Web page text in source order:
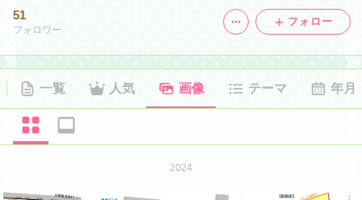
51
フォロワー
フォロー
一覧 人気 画像 テーマ 年月
2024